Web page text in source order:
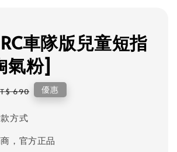
車隊版兒童短指
氣粉]
690 優惠
方式
，官方正品